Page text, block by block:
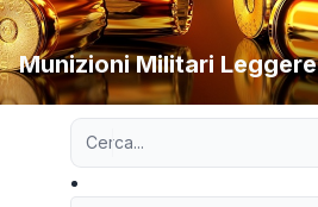
Munizioni Militari Leggere